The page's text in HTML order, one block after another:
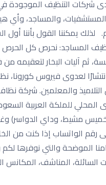
شركات التنظيف
المستشفيات، والمساجد،
لذلك يمكننا القول بأننا
المساجد: نحرص كل
ثم آليات البخار لتعقيمه
لعدوى فيروس كورونا،
والمعلمين. شركة
للملكة العربية
خميس مشيط، وداي
بالاتصال على أرقامنا
المناشف، المكانس